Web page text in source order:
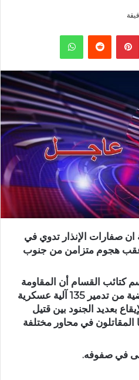
بينتيريست واتساب
ان صفارات الإنذار تدوي في
عقب هجوم متزامن من جنوب
كتائب القسام أن المقاومة
قد تمكنت في 72 ساعة الماضية من تدمير 135 آلية عسكرية
بعديد الجنود بين قتيل
في محاور مختلفة
في صفوفه.